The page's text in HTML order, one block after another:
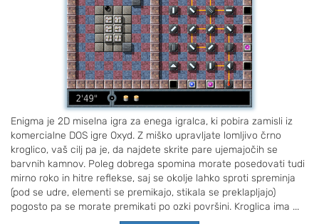
Enigma je 2D miselna igra za enega igralca, ki pobira zamisli iz
komercialne DOS igre Oxyd. Z miško upravljate lomljivo črno
kroglico, vaš cilj pa je, da najdete skrite pare ujemajočih se
barvnih kamnov. Poleg dobrega spomina morate posedovati tudi
mirno roko in hitre reflekse, saj se okolje lahko sproti spreminja
(pod se udre, elementi se premikajo, stikala se preklapljajo)
pogosto pa se morate premikati po ozki površini. Kroglica ima ...